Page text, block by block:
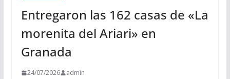
Entregaron las 162 casas de «La
morenita del Ariari» en
Granada
24/07/2026 admin